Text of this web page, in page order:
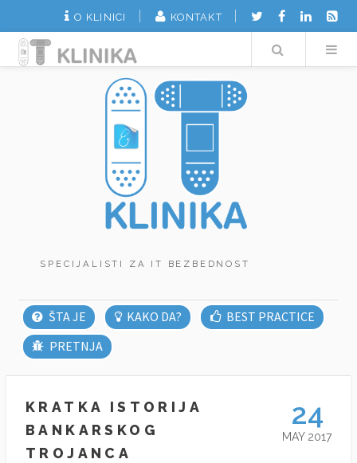
O KLINICI KONTAKT
Search
ŠTA JE KAKO DA?
BEST PRACTICE
PRETNJA
KRATKA ISTORIJA
BANKARSKOG
TROJANCA
24
MAY 2017
SPECIJALISTI ZA IT BEZBEDNOST